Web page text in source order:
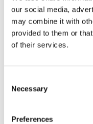
our social media,
may combine it with
provided to them or
of their services.
Selection
Necessary
Preferences